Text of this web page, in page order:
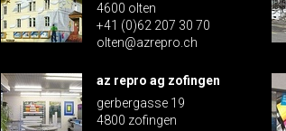
4600 olten
+41 (0)62 207 30 70
olten@azrepro.ch
az repro ag zofingen
gerbergasse 19
4800 zofingen